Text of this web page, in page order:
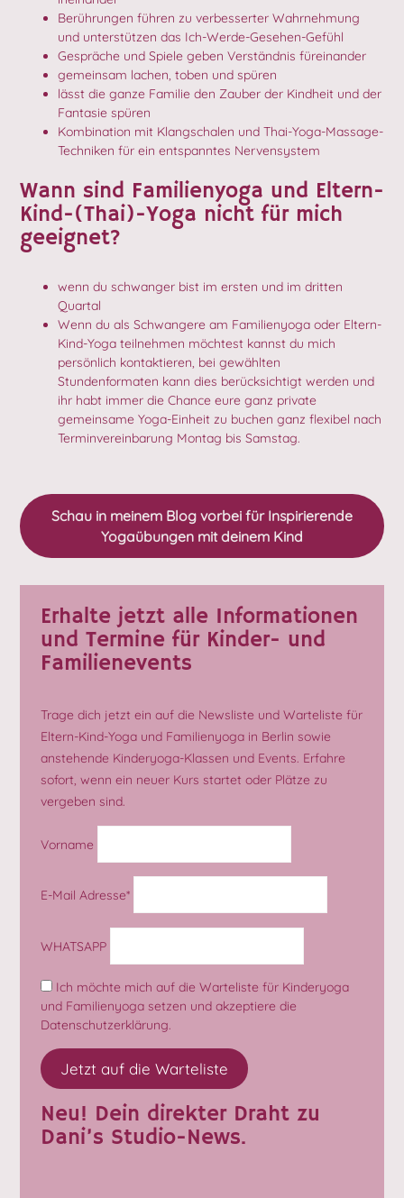
Berührungen führen zu verbesserter Wahrnehmung
und unterstützen das Ich-Werde-Gesehen-Gefühl
Gespräche und Spiele geben Verständnis füreinander
gemeinsam lachen, toben und spüren
lässt die ganze Familie den Zauber der Kindheit und der
Fantasie spüren
Kombination mit Klangschalen und Thai-Yoga-Massage-
Techniken für ein entspanntes Nervensystem
Wann sind Familienyoga und Eltern-
Kind-(Thai)-Yoga nicht für mich
geeignet?
wenn du schwanger bist im ersten und im dritten
Quartal
Wenn du als Schwangere am Familienyoga oder Eltern-
Kind-Yoga teilnehmen möchtest kannst du mich
persönlich kontaktieren, bei gewählten
Stundenformaten kann dies berücksichtigt werden und
ihr habt immer die Chance eure ganz private
gemeinsame Yoga-Einheit zu buchen ganz flexibel nach
Terminvereinbarung Montag bis Samstag.
Schau in meinem Blog vorbei für Inspirierende
Yogaübungen mit deinem Kind
Erhalte jetzt alle Informationen
und Termine für Kinder- und
Familienevents
Trage dich jetzt ein auf die Newsliste und Warteliste für
Eltern-Kind-Yoga und Familienyoga in Berlin sowie
anstehende Kinderyoga-Klassen und Events. Erfahre
sofort, wenn ein neuer Kurs startet oder Plätze zu
vergeben sind.
Vorname
E-Mail Adresse*
WHATSAPP
Ich möchte mich auf die Warteliste für Kinderyoga
und Familienyoga setzen und akzeptiere die
Datenschutzerklärung.
Neu! Dein direkter Draht zu
Dani’s Studio-News.